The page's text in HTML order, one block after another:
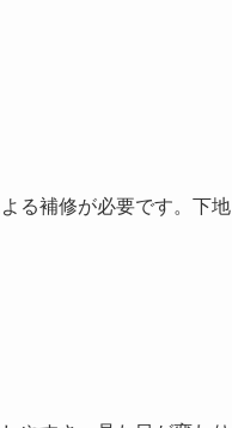
る補修が必要です。下地